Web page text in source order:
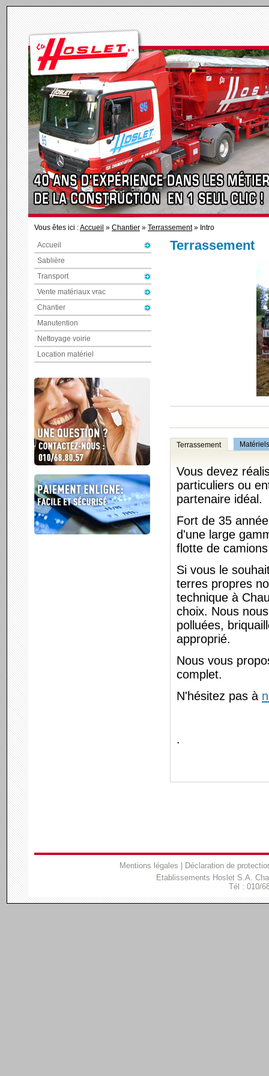
Vous êtes ici :Accueil » Chantier » Terrassement» Intro
Accueil
Sablière
Transport
Vente matériaux vrac
Chantier
Manutention
Nettoyage voirie
Location matériel
Terrassement
Terrassement Matériels
Vous devez
particuliers ou
partenaire idéal.
Fort de 35
d'une large
flotte de
Si vous le
terres propres
technique à
choix. Nous
polluées,
approprié.
Nous vous
complet.
N'hésitez pas à
.
Mentions légales
Déclaration de
Etablissements Hoslet S.A.
Tél : 010/